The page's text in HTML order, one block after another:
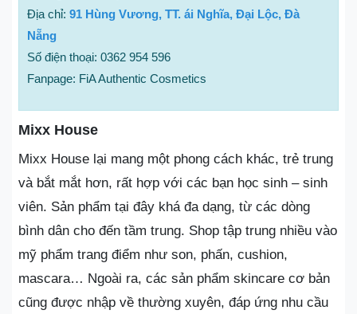
Địa chỉ: 91 Hùng Vương, TT. ái Nghĩa, Đại Lộc, Đà
Nẵng
Số điện thoại: 0362 954 596
Fanpage: FiA Authentic Cosmetics
Mixx House
Mixx House lại mang một phong cách khác, trẻ trung
và bắt mắt hơn, rất hợp với các bạn học sinh – sinh
viên. Sản phẩm tại đây khá đa dạng, từ các dòng
bình dân cho đến tầm trung. Shop tập trung nhiều vào
mỹ phẩm trang điểm như son, phấn, cushion,
mascara… Ngoài ra, các sản phẩm skincare cơ bản
cũng được nhập về thường xuyên, đáp ứng nhu cầu